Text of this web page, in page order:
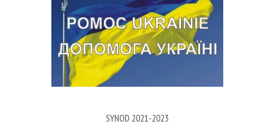
SYNOD 2021-2023